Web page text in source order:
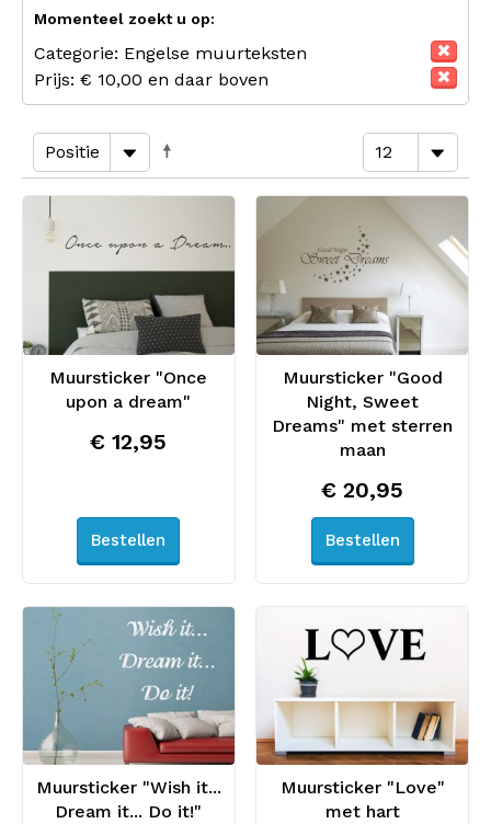
Momenteel zoekt u op:
Categorie: Engelse muurteksten
Prijs: € 10,00 en daar boven
Muursticker "Once
upon a dream"
€ 12,95
Bestellen
Muursticker "Good
Night, Sweet
Dreams" met sterren
maan
€ 20,95
Bestellen
Muursticker "Wish it...
Dream it... Do it!"
Muursticker "Love"
met hart